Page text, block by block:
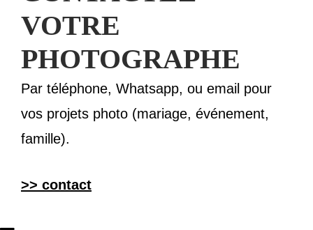
VOTRE
PHOTOGRAPHE
Par téléphone, Whatsapp, ou email pour
vos projets photo (mariage, événement,
famille).
>> contact